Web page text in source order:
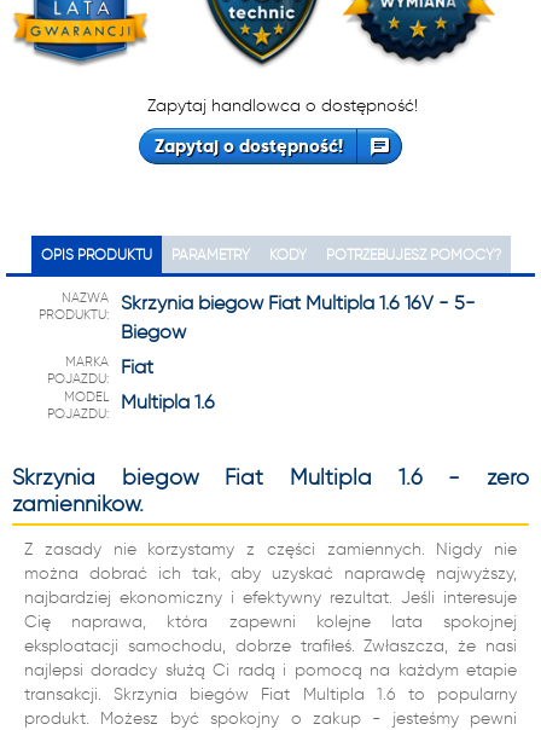
Zapytaj handlowca o dostępność!
Zapytaj o dostępność!
OPIS PRODUKTU PARAMETRY KODY POTRZEBUJESZ POMOCY?
NAZWA
PRODUKTU:
Skrzynia biegów Fiat Multipla 1.6 16V - 5-
Biegów
MARKA
POJAZDU:
Fiat
MODEL
POJAZDU:
Multipla 1.6
Skrzynia biegów Fiat Multipla 1.6 - zero
zamienników.
Z zasady nie korzystamy z części zamiennych. Nigdy nie
można dobrać ich tak, aby uzyskać naprawdę najwyższy,
najbardziej ekonomiczny i efektywny rezultat. Jeśli interesuje
Cię naprawa, która zapewni kolejne lata spokojnej
eksploatacji samochodu, dobrze trafiłeś. Zwłaszcza, że nasi
najlepsi doradcy służą Ci radą i pomocą na każdym etapie
transakcji. Skrzynia biegów Fiat Multipla 1.6 to popularny
produkt. Możesz być spokojny o zakup - jesteśmy pewni